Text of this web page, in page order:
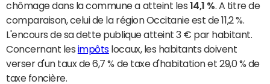
chômage dans la commune a atteint les 14,1 % . A titre de
comparaison, celui de la région Occitanie est de 11,2 %.
L'encours de sa dette publique atteint 3 € par habitant.
Concernant les impôtslocaux, les habitants doivent
verser d'un taux de 6,7 % de taxe d'habitation et 29,0 % de
taxe foncière.